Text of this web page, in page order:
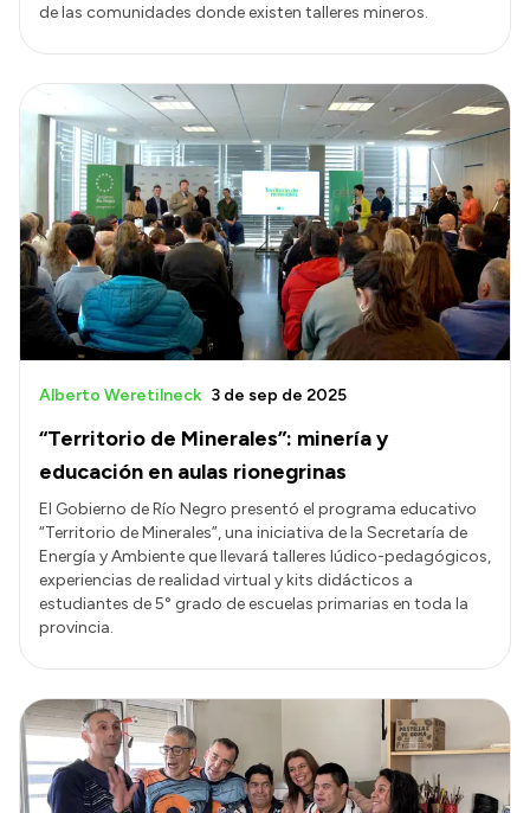
de las comunidades donde existen talleres mineros.
“Territorio de Minerales”: minería y
educación en aulas rionegrinas
Alberto Weretilneck 3 de sep de 2025
El Gobierno de Río Negro presentó el programa educativo
“Territorio de Minerales”, una iniciativa de la Secretaría de
Energía y Ambiente que llevará talleres lúdico-pedagógicos,
experiencias de realidad virtual y kits didácticos a
estudiantes de 5° grado de escuelas primarias en toda la
provincia.